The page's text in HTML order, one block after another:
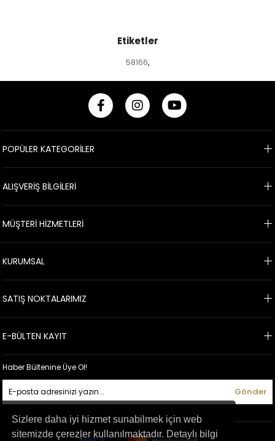
Sizlere daha iyi hizmet sunabilmek için web
sitemizde çerezler kullanılmaktadır. Detaylı bilgi
Etiketler
58166,
POPÜLER KATEGORİLER
ALIŞVERİŞ BİLGİLERİ
MÜŞTERİ HİZMETLERİ
KURUMSAL
SATIŞ NOKTALARIMIZ
E-BÜLTEN KAYIT
Haber Bültenine Üye Ol!
Gönder